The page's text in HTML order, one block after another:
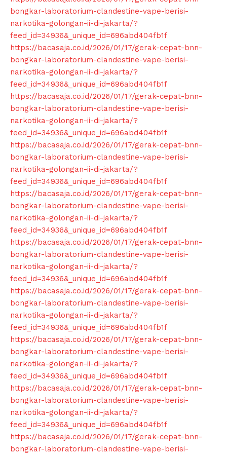
News Week
Magazine PRO
SUBSCRIBE NOW
Company
About
Contact us
Subscription Plans
My account
Klinik Gigi
Klinik Gigi Surabaya
Klinik Gigi Terdekat
Klinik Gigi terbaik
bongkar-laboratorium-clandestine-vape-berisi-
narkotika-golongan-ii-di-jakarta/?
feed_id=34936&_unique_id=696abd404fb1f
https://bacasaja.co.id/2026/01/17/gerak-cepat-bnn-
bongkar-laboratorium-clandestine-vape-berisi-
narkotika-golongan-ii-di-jakarta/?
feed_id=34936&_unique_id=696abd404fb1f
https://bacasaja.co.id/2026/01/17/gerak-cepat-bnn-
bongkar-laboratorium-clandestine-vape-berisi-
narkotika-golongan-ii-di-jakarta/?
feed_id=34936&_unique_id=696abd404fb1f
https://bacasaja.co.id/2026/01/17/gerak-cepat-bnn-
bongkar-laboratorium-clandestine-vape-berisi-
narkotika-golongan-ii-di-jakarta/?
feed_id=34936&_unique_id=696abd404fb1f
https://bacasaja.co.id/2026/01/17/gerak-cepat-bnn-
bongkar-laboratorium-clandestine-vape-berisi-
narkotika-golongan-ii-di-jakarta/?
feed_id=34936&_unique_id=696abd404fb1f
https://bacasaja.co.id/2026/01/17/gerak-cepat-bnn-
bongkar-laboratorium-clandestine-vape-berisi-
narkotika-golongan-ii-di-jakarta/?
feed_id=34936&_unique_id=696abd404fb1f
https://bacasaja.co.id/2026/01/17/gerak-cepat-bnn-
bongkar-laboratorium-clandestine-vape-berisi-
narkotika-golongan-ii-di-jakarta/?
feed_id=34936&_unique_id=696abd404fb1f
https://bacasaja.co.id/2026/01/17/gerak-cepat-bnn-
bongkar-laboratorium-clandestine-vape-berisi-
narkotika-golongan-ii-di-jakarta/?
feed_id=34936&_unique_id=696abd404fb1f
https://bacasaja.co.id/2026/01/17/gerak-cepat-bnn-
bongkar-laboratorium-clandestine-vape-berisi-
narkotika-golongan-ii-di-jakarta/?
feed_id=34936&_unique_id=696abd404fb1f
https://bacasaja.co.id/2026/01/17/gerak-cepat-bnn-
bongkar-laboratorium-clandestine-vape-berisi-